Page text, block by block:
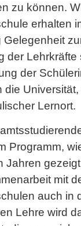
zu können.
erhalten
Gelegenheit
der Lehrkräfte
der
die Universität,
Lernort.
Programm,
Jahren
mit
auch in
Lehre wird